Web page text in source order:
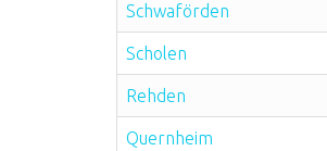
Schwaförden
Scholen
Rehden
Quernheim